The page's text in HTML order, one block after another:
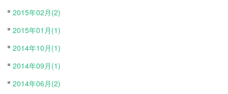
2015年02月(2)
2015年01月(1)
2014年10月(1)
2014年09月(1)
2014年06月(2)